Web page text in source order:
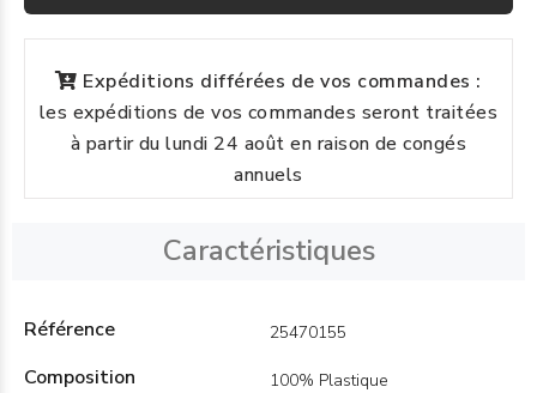
Expéditions différées de vos commandes :
les expéditions de vos commandes seront traitées
à partir du lundi 24 août en raison de congés
annuels
Caractéristiques
Référence 25470155
Composition 100% Plastique